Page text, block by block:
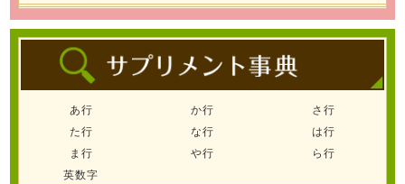
あ行 か行
さ行
た行
な行
は行
ま行
や行
ら行
英数字